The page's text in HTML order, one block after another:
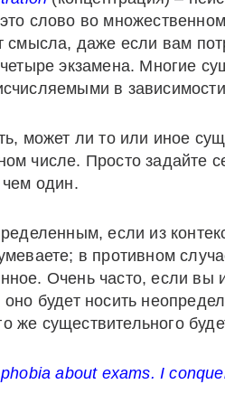
слово во
смысла, даже если вам
экзамена. Многие
в
может ли то или иное
числе. Просто задайте
один.
если из
в противном
Очень часто, если вы
будет носить
же существительного
about exams. I